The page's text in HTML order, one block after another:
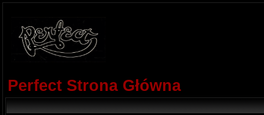
Perfect Strona Główna